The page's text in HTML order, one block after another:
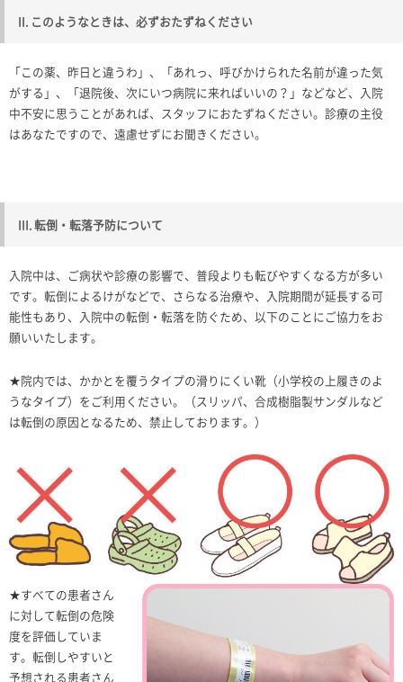
II. このようなときは、必ずおたずねください
「この薬、昨日と違うわ」、「あれっ、呼びかけられた名前が違った気
がする」、「退院後、次にいつ病院に来ればいいの？」などなど、入院
中不安に思うことがあれば、スタッフにおたずねください。診療の主役
はあなたですので、遠慮せずにお聞きください。
III. 転倒・転落予防について
入院中は、ご病状や診療の影響で、普段よりも転びやすくなる方が多い
です。転倒によるけがなどで、さらなる治療や、入院期間が延長する可
能性もあり、入院中の転倒・転落を防ぐため、以下のことにご協力をお
願いいたします。
★院内では、かかとを覆うタイプの滑りにくい靴（小学校の上履きのよ
うなタイプ）をご利用ください。（スリッパ、合成樹脂製サンダルなど
は転倒の原因となるため、禁止しております。）
★すべての患者さん
に対して転倒の危険
度を評価していま
す。転倒しやすいと
予想される患者さん